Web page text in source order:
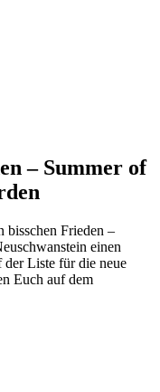
– Summer of
bisschen Frieden –
einen
der Liste für die neue
Euch auf dem